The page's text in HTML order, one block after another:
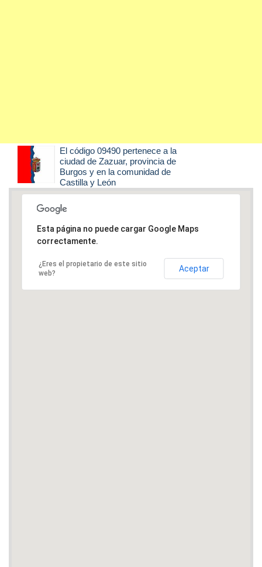
El código 09490 pertenece a la
ciudad de Zazuar, provincia de
Burgos y en la comunidad de
Castilla y León
Esta página no puede cargar Google Maps
correctamente.
¿Eres el propietario de este sitio
web?
Aceptar